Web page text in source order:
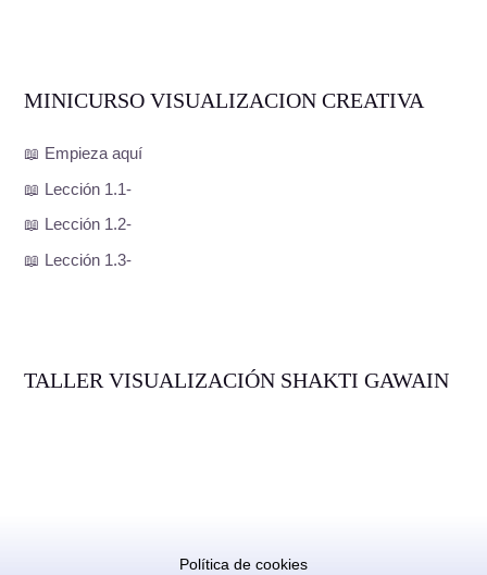
MINICURSO VISUALIZACION CREATIVA
📖 Empieza aquí
📖 Lección 1.1-
📖 Lección 1.2-
📖 Lección 1.3-
TALLER VISUALIZACIÓN SHAKTI GAWAIN
Política de cookies